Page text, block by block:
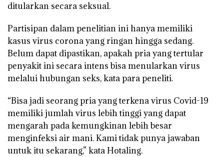
ditularkan secara seksual.
Partisipan dalam penelitian ini hanya memiliki
kasus virus corona yang ringan hingga sedang.
Belum dapat dipastikan, apakah pria yang tertular
penyakit ini secara intens bisa menularkan virus
melalui hubungan seks, kata para peneliti.
“Bisa jadi seorang pria yang terkena virus Covid-19
memiliki jumlah virus lebih tinggi yang dapat
mengarah pada kemungkinan lebih besar
menginfeksi air mani. Kami tidak punya jawaban
untuk itu sekarang,” kata Hotaling.